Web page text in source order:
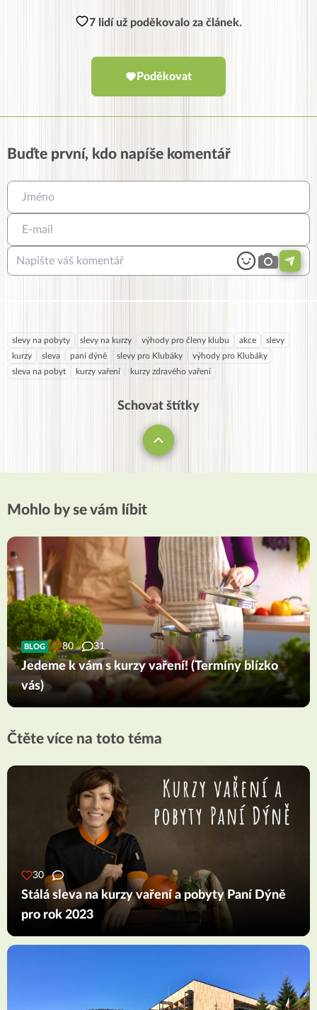
7 lidí už poděkovalo za článek.
Poděkovat
Buďte první, kdo napíše komentář
slevy na pobyty slevy na kurzy výhody pro členy klubu akce
slevy
kurzy
sleva paní dýně slevy pro Klubáky
výhody pro Klubáky
sleva na pobyt
kurzy vaření kurzy zdravého vaření
Schovat štítky
Mohlo by se vám líbit
BLOG 80 31
Jedeme k vám s kurzy vaření! (Termíny blízko
vás)
Čtěte více na toto téma
30
Stálá sleva na kurzy vaření a pobyty Paní Dýně
pro rok 2023